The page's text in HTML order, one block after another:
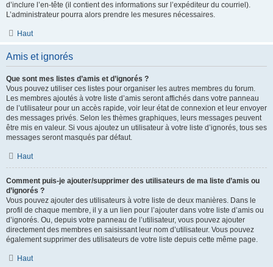
d’inclure l’en-tête (il contient des informations sur l’expéditeur du courriel).
L’administrateur pourra alors prendre les mesures nécessaires.
Haut
Amis et ignorés
Que sont mes listes d’amis et d’ignorés ?
Vous pouvez utiliser ces listes pour organiser les autres membres du forum.
Les membres ajoutés à votre liste d’amis seront affichés dans votre panneau
de l’utilisateur pour un accès rapide, voir leur état de connexion et leur envoyer
des messages privés. Selon les thèmes graphiques, leurs messages peuvent
être mis en valeur. Si vous ajoutez un utilisateur à votre liste d’ignorés, tous ses
messages seront masqués par défaut.
Haut
Comment puis-je ajouter/supprimer des utilisateurs de ma liste d’amis ou
d’ignorés ?
Vous pouvez ajouter des utilisateurs à votre liste de deux manières. Dans le
profil de chaque membre, il y a un lien pour l’ajouter dans votre liste d’amis ou
d’ignorés. Ou, depuis votre panneau de l’utilisateur, vous pouvez ajouter
directement des membres en saisissant leur nom d’utilisateur. Vous pouvez
également supprimer des utilisateurs de votre liste depuis cette même page.
Haut